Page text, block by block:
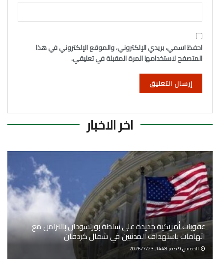
احفظ اسمي، بريدي الإلكتروني، والموقع الإلكتروني في هذا
المتصفح لاستخدامها المرة المقبلة في تعليقي.
اخر الاخبار
عقوبات أمريكية جديدة على سلطة بورتسودان بالتزامن مع
اتهامات باستهداف المدنيين في شمال كردفان
الخميس 9 صفر 1448, 2026/7/23